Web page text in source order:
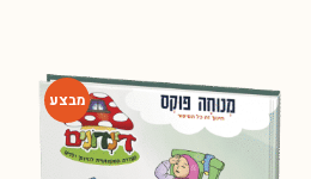
-54%